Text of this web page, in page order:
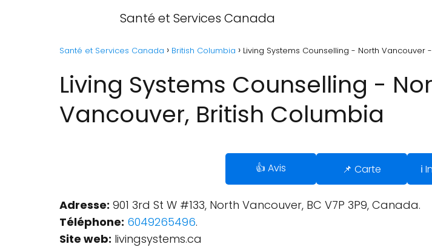
Santé et Services Canada
Santé et Services Canada British Columbia Living Systems Counselling - North Vancouver
Living Systems Counselling -
Vancouver, British Columbia
👍 Avis 📌 Carte ℹ️
Adresse: 901 3rd St W #133, North Vancouver, BC V7P 3P9, Canada.
Téléphone: 6049265496.
Site web: livingsystems.ca